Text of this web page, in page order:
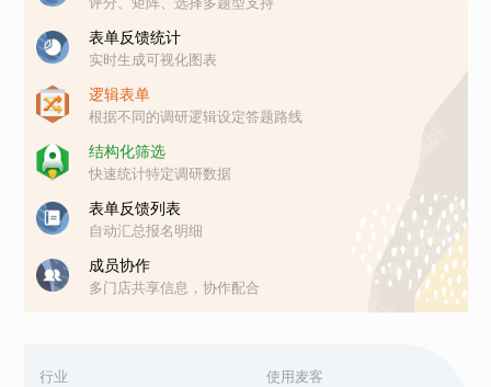
行业 使用麦客
表单反馈统计
实时生成可视化图表
逻辑表单
根据不同的调研逻辑设定答题路线
结构化筛选
快速统计特定调研数据
表单反馈列表
自动汇总报名明细
成员协作
多门店共享信息，协作配合